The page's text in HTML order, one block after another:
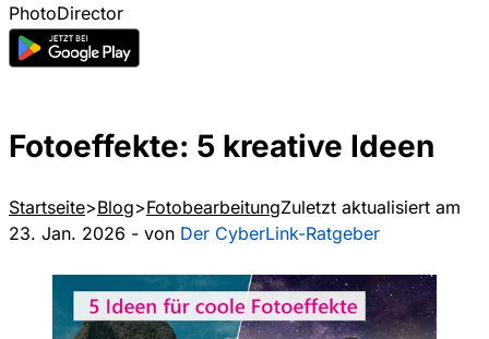
PhotoDirector
Fotoeffekte: 5 kreative Ideen
Startseite Blog FotobearbeitungZuletzt aktualisiert am
23. Jan. 2026 - von Der CyberLink-Ratgeber